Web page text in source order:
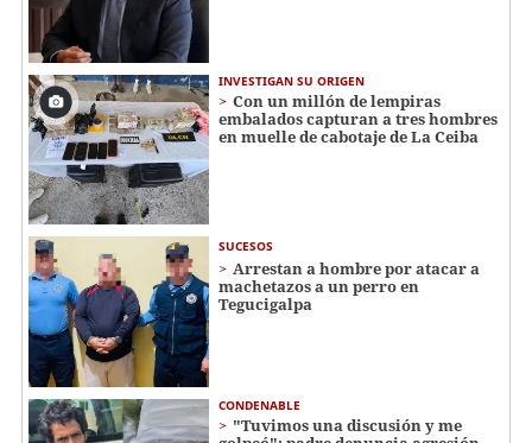
INVESTIGAN SU ORIGEN
Con un millón de lempiras
embalados capturan a tres hombres
en muelle de cabotaje de La Ceiba
SUCESOS
Arrestan a hombre por atacar a
machetazos a un perro en
Tegucigalpa
CONDENABLE
"Tuvimos una discusión y me